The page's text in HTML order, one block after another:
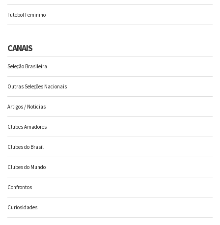
Futebol Feminino
CANAIS
Seleção Brasileira
Outras Seleções Nacionais
Artigos / Noticias
Clubes Amadores
Clubes do Brasil
Clubes do Mundo
Confrontos
Curiosidades